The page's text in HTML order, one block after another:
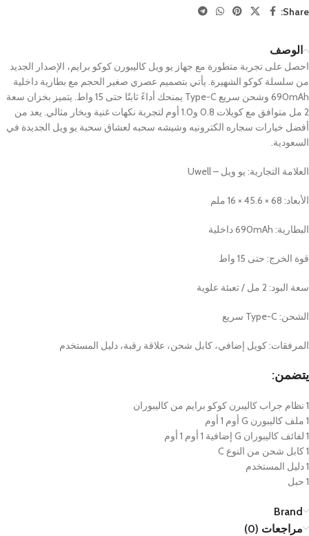
Share:
الوصف
احصل على تجربة متطورة مع جهاز يو ويل كاليبورن كوكو برايم، الإصدار الجديد
من سلسلة كوكو الشهيرة. يأتي بتصميم عصري صغير الحجم مع بطارية داخلية
690mAh وشحن سريع Type-C يمنحك أداءً ثابتًا حتى 15 واط. يتميز بخزان سعة
2 مل متوافق مع كويلات 0.8 و1.0 أوم لتجربة نكهات غنية وبخار مثالي. يعد من
أفضل خيارات سجاره الكترونيه وشيشه سحبه لعشاق سحبة يو ويل الجديدة في
السعودية.
العلامة التجارية: يو ويل – Uwell
الأبعاد: 68 × 45.6 × 16 ملم
البطارية: 690mAh داخلية
قوة الخرج: حتى 15 واط
سعة البود: 2 مل / تعبئة علوية
الشحن: Type-C سريع
المرفقات: كويل إضافي، كابل شحن، علاقة رقبة، دليل المستخدم
يتضمن:
1 نظام جراب كاليبرن كوكو برايم من كاليبوران
1 ملف كاليبورن G أوم 1 أوم
1 لفائف كاليبوران G إضافية 1 أوم 1 أوم
1 كابل شحن من النوع C
1 دليل المستخدم
1 حبل
Brand
مراجعات (0)